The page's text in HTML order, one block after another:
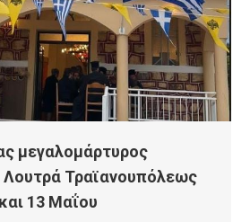
μεγαλομάρτυρος
Λουτρά Τραϊανουπόλεως
13 Μαΐου